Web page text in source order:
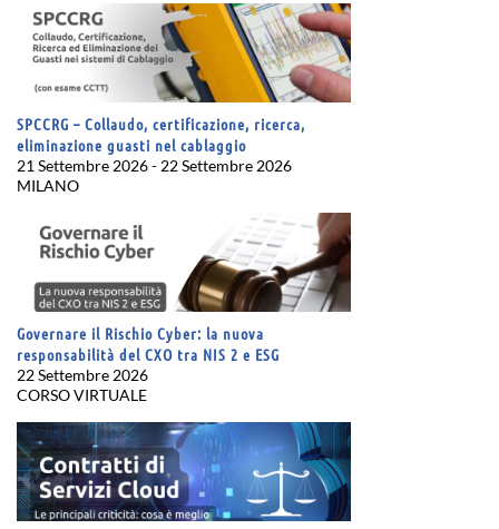
SPCCRG – Collaudo, certificazione, ricerca,
eliminazione guasti nel cablaggio
21 Settembre 2026 - 22 Settembre 2026
MILANO
Governare il Rischio Cyber: la nuova
responsabilità del CXO tra NIS 2 e ESG
22 Settembre 2026
CORSO VIRTUALE